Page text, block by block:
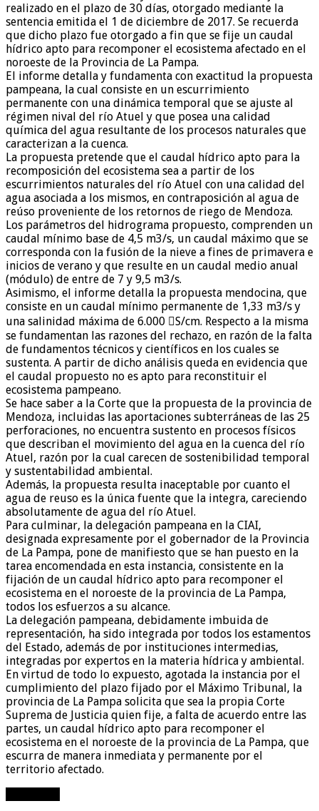
realizado en el plazo de 30 días, otorgado mediante la
sentencia emitida el 1 de diciembre de 2017. Se recuerda
que dicho plazo fue otorgado a fin que se fije un caudal
hídrico apto para recomponer el ecosistema afectado en el
noroeste de la Provincia de La Pampa.
El informe detalla y fundamenta con exactitud la propuesta
pampeana, la cual consiste en un escurrimiento
permanente con una dinámica temporal que se ajuste al
régimen nival del río Atuel y que posea una calidad
química del agua resultante de los procesos naturales que
caracterizan a la cuenca.
La propuesta pretende que el caudal hídrico apto para la
recomposición del ecosistema sea a partir de los
escurrimientos naturales del río Atuel con una calidad del
agua asociada a los mismos, en contraposición al agua de
reúso proveniente de los retornos de riego de Mendoza.
Los parámetros del hidrograma propuesto, comprenden un
caudal mínimo base de 4,5 m3/s, un caudal máximo que se
corresponda con la fusión de la nieve a fines de primavera e
inicios de verano y que resulte en un caudal medio anual
(módulo) de entre de 7 y 9,5 m3/s.
Asimismo, el informe detalla la propuesta mendocina, que
consiste en un caudal mínimo permanente de 1,33 m3/s y
una salinidad máxima de 6.000 S/cm. Respecto a la misma
se fundamentan las razones del rechazo, en razón de la falta
de fundamentos técnicos y científicos en los cuales se
sustenta. A partir de dicho análisis queda en evidencia que
el caudal propuesto no es apto para reconstituir el
ecosistema pampeano.
Se hace saber a la Corte que la propuesta de la provincia de
Mendoza, incluidas las aportaciones subterráneas de las 25
perforaciones, no encuentra sustento en procesos físicos
que describan el movimiento del agua en la cuenca del río
Atuel, razón por la cual carecen de sostenibilidad temporal
y sustentabilidad ambiental.
Además, la propuesta resulta inaceptable por cuanto el
agua de reuso es la única fuente que la integra, careciendo
absolutamente de agua del río Atuel.
Para culminar, la delegación pampeana en la CIAI,
designada expresamente por el gobernador de la Provincia
de La Pampa, pone de manifiesto que se han puesto en la
tarea encomendada en esta instancia, consistente en la
fijación de un caudal hídrico apto para recomponer el
ecosistema en el noroeste de la provincia de La Pampa,
todos los esfuerzos a su alcance.
La delegación pampeana, debidamente imbuida de
representación, ha sido integrada por todos los estamentos
del Estado, además de por instituciones intermedias,
integradas por expertos en la materia hídrica y ambiental.
En virtud de todo lo expuesto, agotada la instancia por el
cumplimiento del plazo fijado por el Máximo Tribunal, la
provincia de La Pampa solicita que sea la propia Corte
Suprema de Justicia quien fije, a falta de acuerdo entre las
partes, un caudal hídrico apto para recomponer el
ecosistema en el noroeste de la provincia de La Pampa, que
escurra de manera inmediata y permanente por el
territorio afectado.